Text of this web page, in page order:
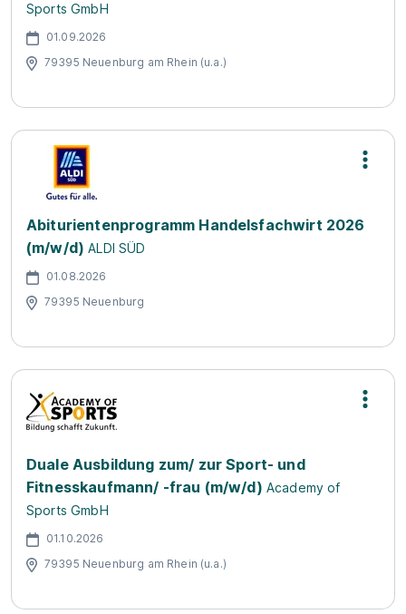
Sports GmbH
01.09.2026
79395 Neuenburg am Rhein (u.a.)
Abiturientenprogramm Handelsfachwirt 2026
(m/w/d) ALDI SÜD
01.08.2026
79395 Neuenburg
Duale Ausbildung zum/ zur Sport- und
Fitnesskaufmann/ -frau (m/w/d) Academy of
Sports GmbH
01.10.2026
79395 Neuenburg am Rhein (u.a.)